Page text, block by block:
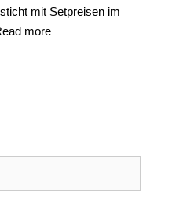
mit Setpreisen im
more